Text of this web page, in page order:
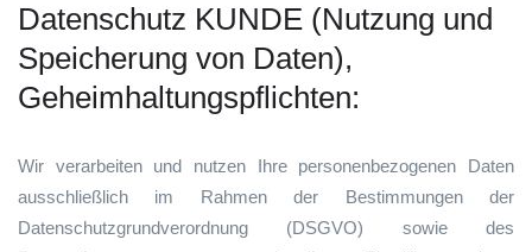
Datenschutz KUNDE (Nutzung und
Speicherung von Daten),
Geheimhaltungspflichten:
Wir verarbeiten und nutzen Ihre personenbezogenen Daten
ausschließlich im Rahmen der Bestimmungen der
Datenschutzgrundverordnung (DSGVO) sowie des